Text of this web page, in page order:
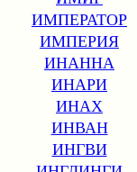
ИМПЕРАТОР
ИМПЕРИЯ
ИНАННА
ИНАРИ
ИНАХ
ИНВАН
ИНГВИ